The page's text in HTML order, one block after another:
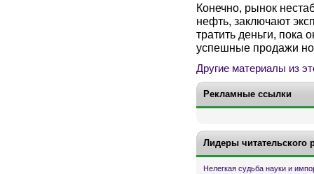
Конечно, рынок
нефть, заключают
тратить деньги, пока
успешные продажи
Другие материалы из
Рекламные ссылки
Лидеры читательского
Нелегкая судьба науки и